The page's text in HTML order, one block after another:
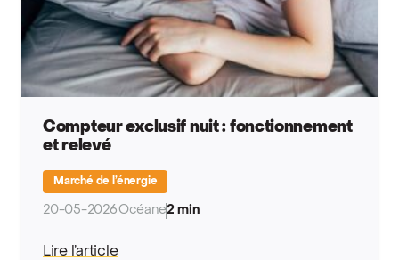
Compteur exclusif nuit : fonctionnement
et relevé
Marché de l’énergie
20-05-2026Océane2 min
Lire l’article